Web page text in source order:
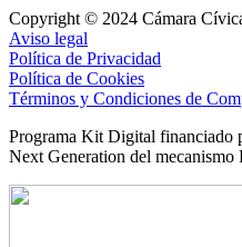
Copyright © 2024 Cámara
Aviso legal
Política de Privacidad
Política de Cookies
Términos y Condiciones de
Programa Kit Digital financiado
Next Generation del mecanismo